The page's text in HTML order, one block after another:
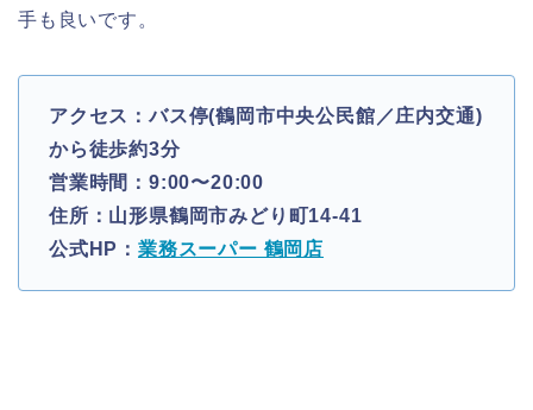
手も良いです。
アクセス：バス停(鶴岡市中央公民館／庄内交通)
から徒歩約3分
営業時間：9:00〜20:00
住所：山形県鶴岡市みどり町14-41
公式HP： 業務スーパー 鶴岡店